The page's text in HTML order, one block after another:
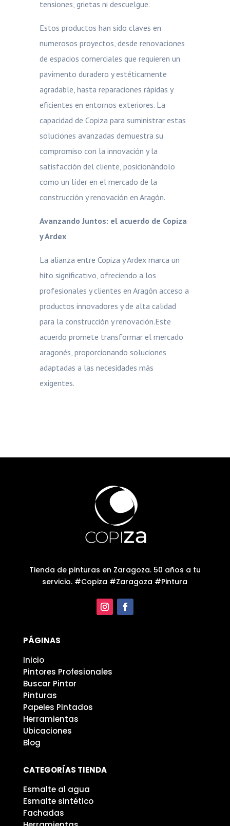
tensiones, grietas ni descuelgue.
Estos productos han sido claves en
numerosos proyectos, desde renovaciones
de espacios comerciales que requieren un
pavimento duradero y estéticamente
agradable, hasta reparaciones rápidas y
eficientes en entornos exteriores. La
capacidad de Copiza para suministrar estas
soluciones avanzadas demuestra su
compromiso con la innovación y la
satisfacción del cliente, posicionándolo
como un líder en el mercado de la
construcción y renovación en Aragón.
Avanzando Juntos: el acuerdo de Copiza
y Ardex
La alianza entre Copiza y Ardex marca un
hito significativo, ofreciendo a los
profesionales y clientes en Aragón acceso a
productos innovadores y de alta calidad
para la construcción y renovación.Este
acuerdo promete transformar el mercado
aragonés, proporcionando soluciones
adaptadas a las necesidades más
exigentes.
Tienda de pinturas en Zaragoza. 50 años a tu
servicio. #Copiza #Zaragoza #Pintura
PÁGINAS
Inicio
Pintores Profesionales
Buscar Pintor
Pinturas
Papeles Pintados
Herramientas
Ubicaciones
Blog
CATEGORÍAS TIENDA
Esmalte al agua
Esmalte sintético
Fachadas